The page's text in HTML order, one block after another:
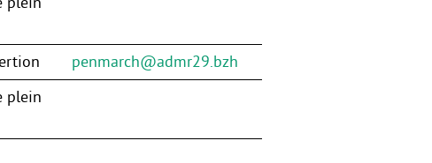
penmarch@admr29.bzh
plein